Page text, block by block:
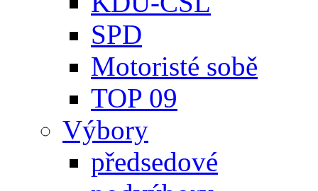
SPD
Motoristé sobě
TOP 09
Výbory
předsedové